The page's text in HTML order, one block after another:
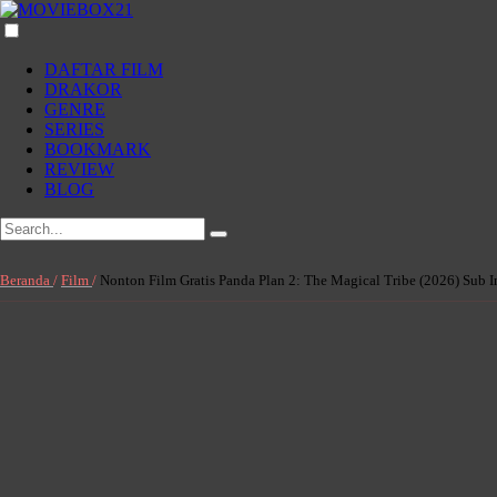
DAFTAR FILM
DRAKOR
GENRE
SERIES
BOOKMARK
REVIEW
BLOG
Beranda / Film / Nonton Film Gratis Panda Plan 2: The Magical Tribe (2026) Sub